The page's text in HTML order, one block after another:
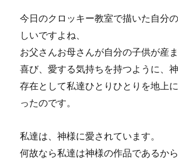
今日のクロッキー教室で描いた自分
しいですよね、
お父さんお母さんが自分の子供が産
喜び、愛する気持ちを持つように、
存在として私達ひとりひとりを地上
ったのです。
私達は、神様に愛されています。
何故なら私達は神様の作品であるから